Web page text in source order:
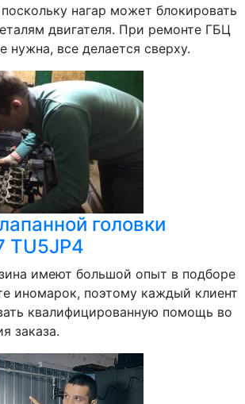
нагар может блокировать
двигателя. При ремонте ГБЦ
нужна, все делается сверху.
головки
TU5JP4
имеют большой опыт в подборе
иномарок, поэтому каждый клиент
квалифицированную помощь во
заказа.